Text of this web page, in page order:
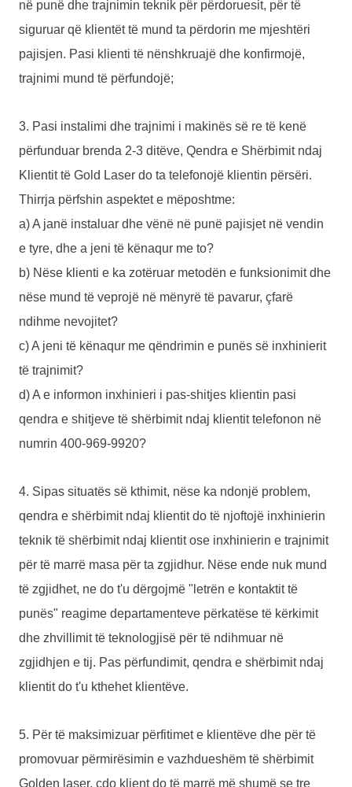
në punë dhe trajnimin teknik për përdoruesit, për të
siguruar që klientët të mund ta përdorin me mjeshtëri
pajisjen. Pasi klienti të nënshkruajë dhe konfirmojë,
trajnimi mund të përfundojë;
3. Pasi instalimi dhe trajnimi i makinës së re të kenë
përfunduar brenda 2-3 ditëve, Qendra e Shërbimit ndaj
Klientit të Gold Laser do ta telefonojë klientin përsëri.
Thirrja përfshin aspektet e mëposhtme:
a) A janë instaluar dhe vënë në punë pajisjet në vendin
e tyre, dhe a jeni të kënaqur me to?
b) Nëse klienti e ka zotëruar metodën e funksionimit dhe
nëse mund të veprojë në mënyrë të pavarur, çfarë
ndihme nevojitet?
c) A jeni të kënaqur me qëndrimin e punës së inxhinierit
të trajnimit?
d) A e informon inxhinieri i pas-shitjes klientin pasi
qendra e shitjeve të shërbimit ndaj klientit telefonon në
numrin 400-969-9920?
4. Sipas situatës së kthimit, nëse ka ndonjë problem,
qendra e shërbimit ndaj klientit do të njoftojë inxhinierin
teknik të shërbimit ndaj klientit ose inxhinierin e trajnimit
për të marrë masa për ta zgjidhur. Nëse ende nuk mund
të zgjidhet, ne do t'u dërgojmë "letrën e kontaktit të
punës" reagime departamenteve përkatëse të kërkimit
dhe zhvillimit të teknologjisë për të ndihmuar në
zgjidhjen e tij. Pas përfundimit, qendra e shërbimit ndaj
klientit do t'u kthehet klientëve.
5. Për të maksimizuar përfitimet e klientëve dhe për të
promovuar përmirësimin e vazhdueshëm të shërbimit
Golden laser, çdo klient do të marrë më shumë se tre